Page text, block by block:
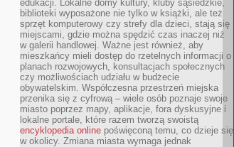
edukacji. Lokalne domy kultury, kluby sąsiedzkie,
biblioteki wyposażone nie tylko w książki, ale też
sprzęt komputerowy czy strefy dla dzieci, stają się
miejscami, gdzie można spędzić czas inaczej niż
w galerii handlowej. Ważne jest również, aby
mieszkańcy mieli dostęp do rzetelnych informacji o
planach rozwojowych, konsultacjach społecznych
czy możliwościach udziału w budżecie
obywatelskim. Współczesna przestrzeń miejska
przenika się z cyfrową – wiele osób poznaje swoje
miasto poprzez mapy, aplikacje, fora dyskusyjne i
lokalne portale, które razem tworzą swoistą
encyklopedia online poświęconą temu, co dzieje się
w okolicy. Zmiana miasta wymaga jednak